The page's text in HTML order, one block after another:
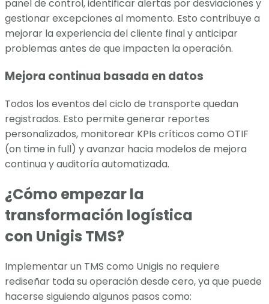
panel de control, identificar alertas por desviaciones y
gestionar excepciones al momento. Esto contribuye a
mejorar la experiencia del cliente final y anticipar
problemas antes de que impacten la operación.
Mejora continua basada en datos
Todos los eventos del ciclo de transporte quedan
registrados. Esto permite generar reportes
personalizados, monitorear KPIs críticos como OTIF
(on time in full) y avanzar hacia modelos de mejora
continua y auditoría automatizada.
¿Cómo empezar la
transformación logística
con Unigis TMS?
Implementar un TMS como Unigis no requiere
rediseñar toda su operación desde cero, ya que puede
hacerse siguiendo algunos pasos como: